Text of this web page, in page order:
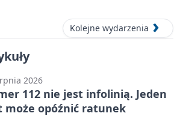
Kolejne wydarzenia
2026
112 nie jest infolinią. Jeden
może opóźnić ratunek